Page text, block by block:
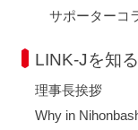
サポーターコ
LINK-Jを知る
理事長挨拶
Why in